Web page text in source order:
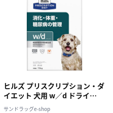
ヒルズ プリスクリプション・ダ
イエット 犬用 w／d ドライ
7.5kg
サンドラッグe-shop